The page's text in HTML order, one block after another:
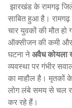
झारखंड के रामगढ़
साबित हुआ है। रामगढ़
चार युवकों की मौत
ऑक्सीजन की कमी और
घटना नेअवैध कोयला
व्यवस्था पर गंभीर
का माहौल है। मृतकों के
लोग लंबे समय से चल
कर रहे हैं।